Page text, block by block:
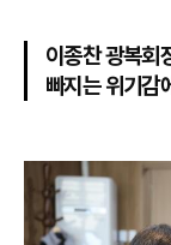
이종찬 광복
빠지는 위기감